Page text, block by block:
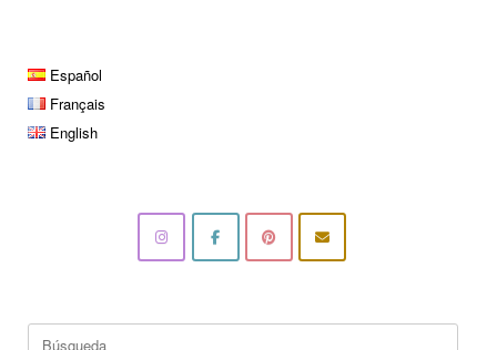
Español
Français
English